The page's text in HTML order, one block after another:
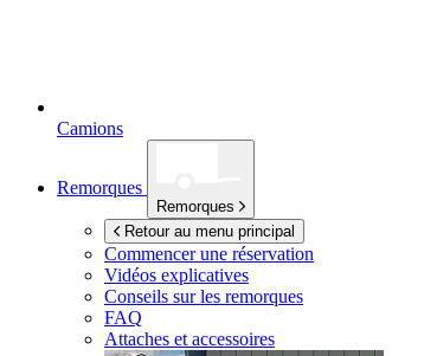
Camions
Remorques
Remorques
Retour au menu principal
Commencer une réservation
Vidéos explicatives
Conseils sur les remorques
FAQ
Attaches et accessoires